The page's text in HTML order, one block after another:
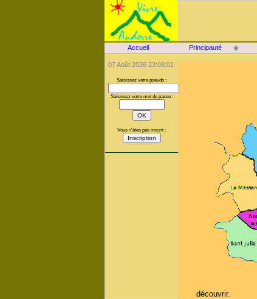
Saisissez votre pseudo :
Saisissez votre mot de passe :
Vous n'êtes pas inscrit :
découvrir.
07 Août 2026 23:08:01
Accueil Principauté